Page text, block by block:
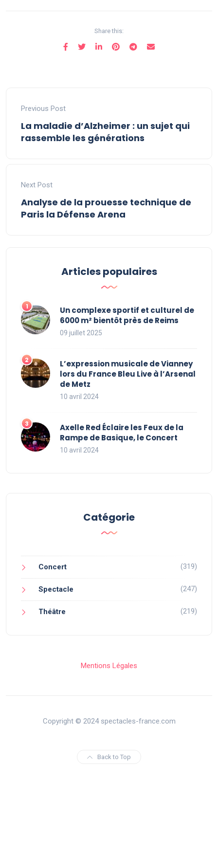
Share this:
Previous Post
La maladie d’Alzheimer : un sujet qui
rassemble les générations
Next Post
Analyse de la prouesse technique de
Paris la Défense Arena
Articles populaires
Un complexe sportif et culturel de
6000 m² bientôt près de Reims
09 juillet 2025
L’expression musicale de Vianney
lors du France Bleu Live à l’Arsenal
de Metz
10 avril 2024
Axelle Red Éclaire les Feux de la
Rampe de Basique, le Concert
10 avril 2024
Catégorie
Concert (319)
Spectacle (247)
Théâtre (219)
Mentions Légales
Copyright © 2024 spectacles-france.com
Back to Top